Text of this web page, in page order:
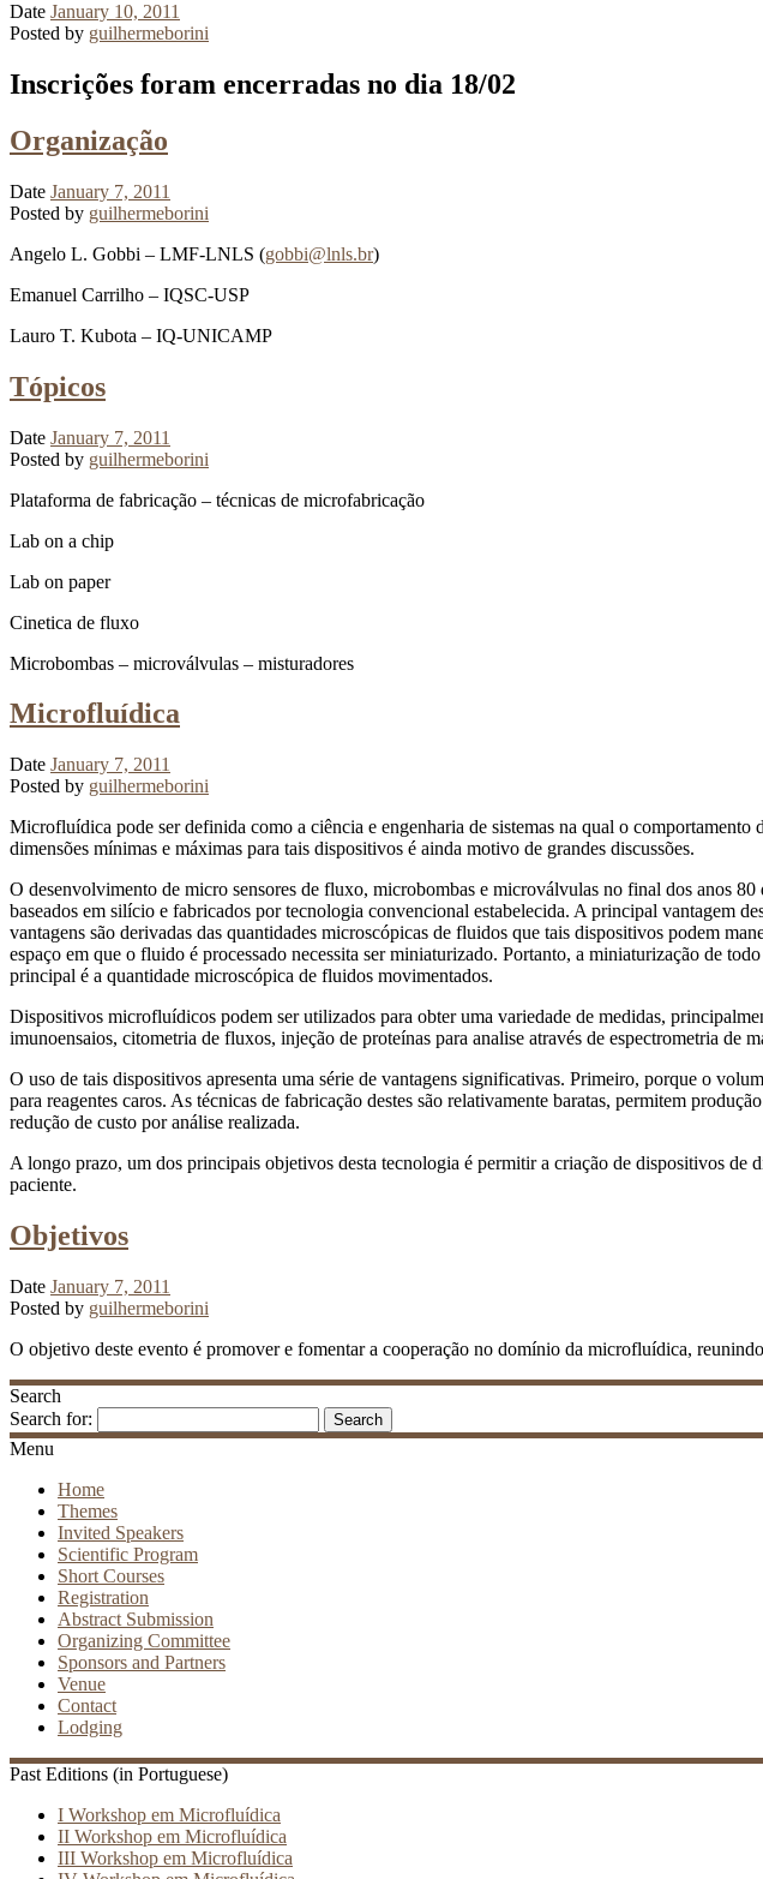
Date January 10, 2011
Posted by guilhermeborini
Inscrições foram encerradas no dia 18/02
Organização
Date January 7, 2011
Posted by guilhermeborini
Angelo L. Gobbi – LMF-LNLS (gobbi@lnls.br)
Emanuel Carrilho – IQSC-USP
Lauro T. Kubota – IQ-UNICAMP
Tópicos
Date January 7, 2011
Posted by guilhermeborini
Plataforma de fabricação – técnicas de microfabricação
Lab on a chip
Lab on paper
Cinetica de fluxo
Microbombas – microválvulas – misturadores
Microfluídica
Date January 7, 2011
Posted by guilhermeborini
Microfluídica pode ser definida como a ciência e engenharia de sistemas na qual o
dimensões mínimas e máximas para tais dispositivos é ainda motivo de grandes discussões.
O desenvolvimento de micro sensores de fluxo, microbombas e microválvulas no final dos anos
baseados em silício e fabricados por tecnologia convencional estabelecida. A principal vantagem
vantagens são derivadas das quantidades microscópicas de fluidos que tais dispositivos podem
espaço em que o fluido é processado necessita ser miniaturizado. Portanto, a miniaturização de
principal é a quantidade microscópica de fluidos movimentados.
Dispositivos microfluídicos podem ser utilizados para obter uma variedade de medidas,
imunoensaios, citometria de fluxos, injeção de proteínas para analise através de espectrometria de
O uso de tais dispositivos apresenta uma série de vantagens significativas. Primeiro, porque o
para reagentes caros. As técnicas de fabricação destes são relativamente baratas, permitem
redução de custo por análise realizada.
A longo prazo, um dos principais objetivos desta tecnologia é permitir a criação de dispositivos
paciente.
Objetivos
Date January 7, 2011
Posted by guilhermeborini
O objetivo deste evento é promover e fomentar a cooperação no domínio da microfluídica,
Search
Search for:
Menu
Home
Themes
Invited Speakers
Scientific Program
Short Courses
Registration
Abstract Submission
Organizing Committee
Sponsors and Partners
Venue
Contact
Lodging
Past Editions (in Portuguese)
I Workshop em Microfluídica
II Workshop em Microfluídica
III Workshop em Microfluídica